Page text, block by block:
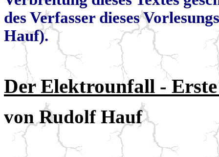
des Verfasser dieses
Hauf).
Der Elektrounfall -
von Rudolf Hauf